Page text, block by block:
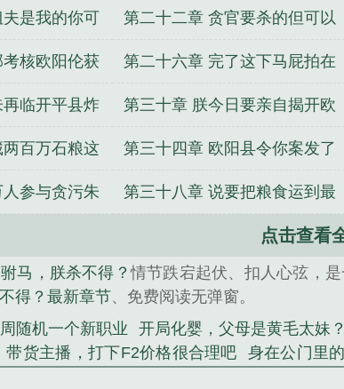
灌顶啊
是我的你可 第二十二章 贪官要杀的但可以
晚点杀
核欧阳伦获 第二十六章 完了这下马屁拍在
马蹄上了
临开平县炸 第三十章 朕今日要亲自揭开欧
阳伦垒垒罪行
百万石粮这 第三十四章 欧阳县令你案发了
参与贪污朱 第三十八章 说要把粮食运到最
点击查看
马，朕杀不得？情节跌宕起伏、扣人心弦，
得？最新章节、免费阅读无弹窗。
随机一个新职业 开局化婴，父母是黄毛太妹？
带货主播，打下F2价格很合理吧 身在公门里